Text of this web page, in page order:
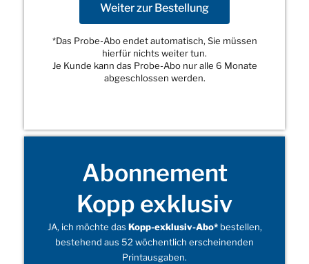
Weiter zur Bestellung
*Das Probe-Abo endet automatisch, Sie müssen
hierfür nichts weiter tun.
Je Kunde kann das Probe-Abo nur alle 6 Monate
abgeschlossen werden.
Abonnement
Kopp exklusiv
JA, ich möchte das Kopp-exklusiv-Abo*bestellen,
bestehend aus 52 wöchentlich erscheinenden
Printausgaben.